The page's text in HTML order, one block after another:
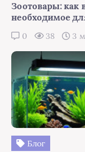
Зоотовары: как
необходимое
0 38 3
Блог